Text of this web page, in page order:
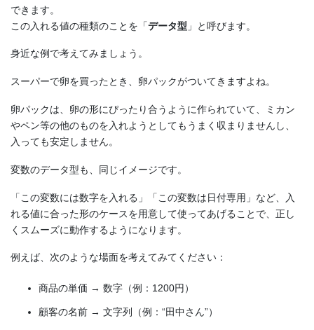
できます。
この入れる値の種類のことを「データ型 」と呼びます。
身近な例で考えてみましょう。
スーパーで卵を買ったとき、卵パックがついてきますよね。
卵パックは、卵の形にぴったり合うように作られていて、ミカン
やペン等の他のものを入れようとしてもうまく収まりませんし、
入っても安定しません。
変数のデータ型も、同じイメージです。
「この変数には数字を入れる」「この変数は日付専用」など、入
れる値に合った形のケースを用意して使ってあげることで、正し
くスムーズに動作するようになります。
例えば、次のような場面を考えてみてください：
商品の単価 → 数字（例：1200円）
顧客の名前 → 文字列（例：“田中さん”）